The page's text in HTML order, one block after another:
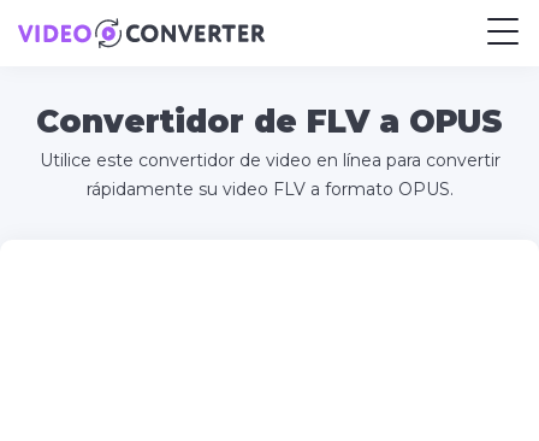
Convertidor de FLV a OPUS
Utilice este convertidor de video en línea para convertir
rápidamente su video FLV a formato OPUS.